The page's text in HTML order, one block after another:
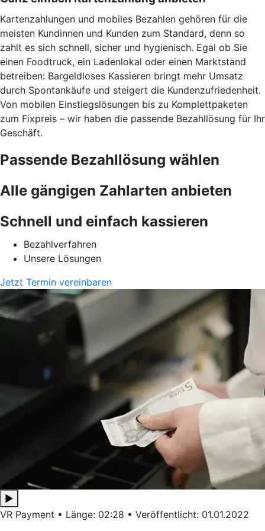
Kartenzahlungen und mobiles Bezahlen gehören für die
meisten Kundinnen und Kunden zum Standard, denn so
zahlt es sich schnell, sicher und hygienisch. Egal ob Sie
einen Foodtruck, ein Ladenlokal oder einen Marktstand
betreiben: Bargeldloses Kassieren bringt mehr Umsatz
durch Spontankäufe und steigert die Kundenzufriedenheit.
Von mobilen Einstiegslösungen bis zu Komplettpaketen
zum Fixpreis – wir haben die passende Bezahllösung für Ihr
Geschäft.
Passende Bezahllösung wählen
Alle gängigen Zahlarten anbieten
Schnell und einfach kassieren
Bezahlverfahren
Unsere Lösungen
Jetzt Termin vereinbaren
▶
VR Payment • Länge: 02:28 • Veröffentlicht: 01.01.2022